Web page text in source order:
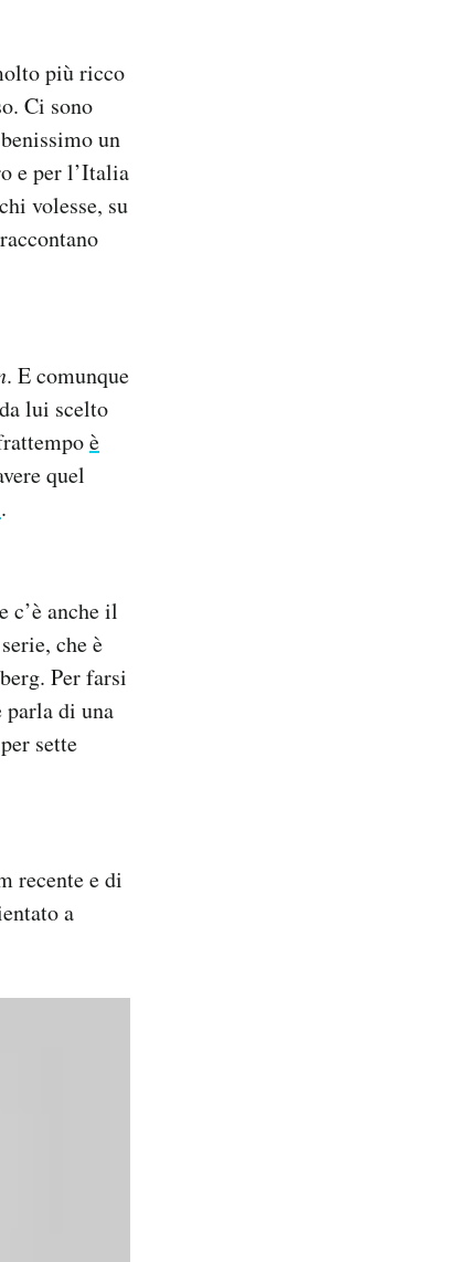
più ricco
Ci sono
un
e per l’Italia
volesse, su
. E comunque
lui scelto
è
quel
.
c’è anche il
che è
Per farsi
di una
sette
recente e di
a